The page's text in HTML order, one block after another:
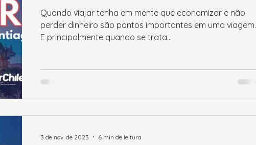
Quando viajar tenha em mente que economizar e não
perder dinheiro são pontos importantes em uma viagem.
E principalmente quando se trata...
3 de nov. de 2023 6 min de leitura